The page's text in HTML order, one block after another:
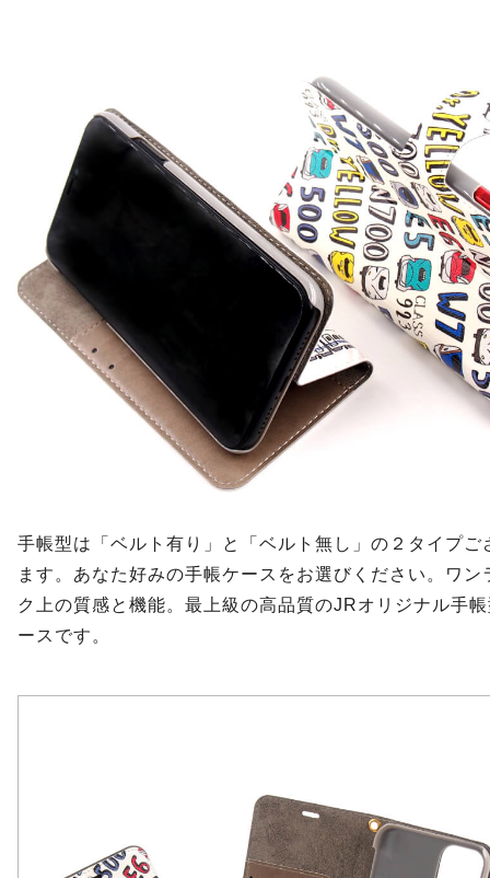
手帳型は「ベルト有り」と「ベルト無し」の２タイプご
ます。あなた好みの手帳ケースをお選びください。ワン
ク上の質感と機能。最上級の高品質のJRオリジナル手
ースです。